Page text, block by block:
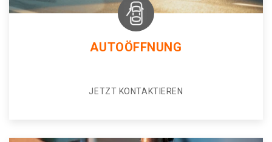
AUTOÖFFNUNG
JETZT KONTAKTIEREN